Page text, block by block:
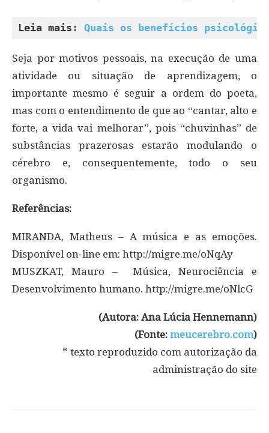
Leia mais: Quais os benefícios
Seja por motivos pessoais, na execução de uma
atividade ou situação de aprendizagem, o
importante mesmo é seguir a ordem do poeta,
mas com o entendimento de que ao “cantar, alto e
forte, a vida vai melhorar”, pois “chuvinhas” de
substâncias prazerosas estarão modulando o
cérebro e, consequentemente, todo o seu
organismo.
Referências:
MIRANDA, Matheus – A música e as emoções.
Disponível on-line em: http://migre.me/oNqAy
MUSZKAT, Mauro – Música, Neurociência e
Desenvolvimento humano. http://migre.me/oNlcG
(Autora: Ana Lúcia Hennemann)
(Fonte: meucerebro.com)
* texto reproduzido com autorização da
administração do site